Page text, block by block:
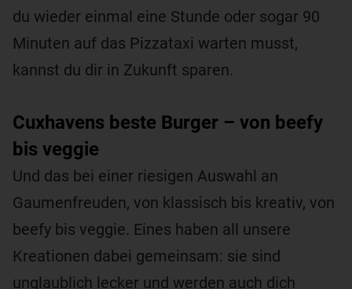
du wieder einmal eine Stunde oder sogar 90
Minuten auf das Pizzataxi warten musst,
kannst du dir in Zukunft sparen.
Cuxhavens beste Burger – von beefy
bis veggie
Und das bei einer riesigen Auswahl an
Gaumenfreuden, von klassisch bis kreativ, von
beefy bis veggie. Eines haben all unsere
Kreationen dabei gemeinsam: sie sind
unglaublich lecker und werden auch dich